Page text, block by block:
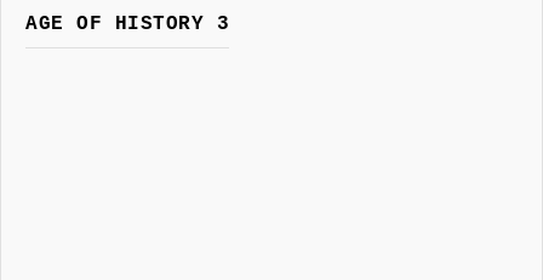
AGE OF HISTORY 3